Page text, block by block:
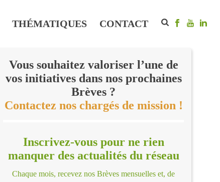
THÉMATIQUES CONTACT
Vous souhaitez valoriser l’une de
vos initiatives dans nos prochaines
Brèves ?
Contactez nos chargés de mission !
Inscrivez-vous pour ne rien
manquer des actualités du réseau
Chaque mois, recevez nos Brèves mensuelles et, de